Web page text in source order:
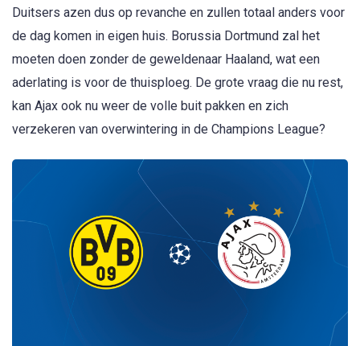
Duitsers azen dus op revanche en zullen totaal anders voor
de dag komen in eigen huis. Borussia Dortmund zal het
moeten doen zonder de geweldenaar Haaland, wat een
aderlating is voor de thuisploeg. De grote vraag die nu rest,
kan Ajax ook nu weer de volle buit pakken en zich
verzekeren van overwintering in de Champions League?